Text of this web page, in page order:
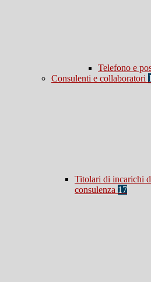
Telefono e
Consulenti e collaboratori
Titolari di incarichi
consulenza 17